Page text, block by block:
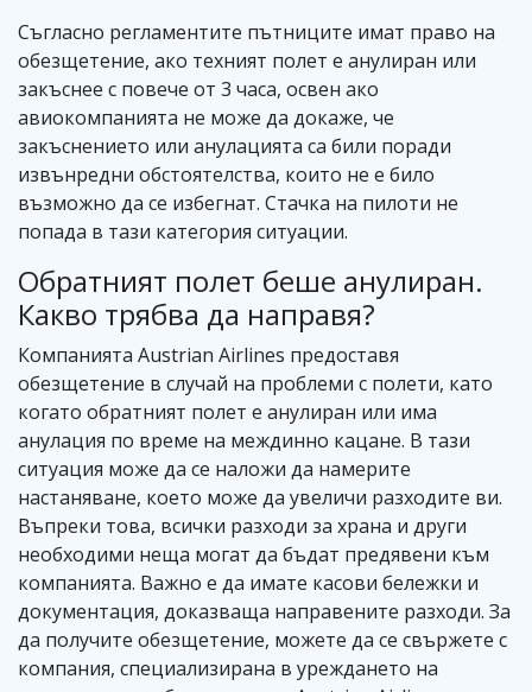
Съгласно регламентите пътниците имат право на
обезщетение, ако техният полет е анулиран или
закъснее с повече от 3 часа, освен ако
авиокомпанията не може да докаже, че
закъснението или анулацията са били поради
извънредни обстоятелства, които не е било
възможно да се избегнат. Стачка на пилоти не
попада в тази категория ситуации.
Обратният полет беше анулиран.
Какво трябва да направя?
Компанията Austrian Airlines предоставя
обезщетение в случай на проблеми с полети, като
когато обратният полет е анулиран или има
анулация по време на междинно кацане. В тази
ситуация може да се наложи да намерите
настаняване, което може да увеличи разходите ви.
Въпреки това, всички разходи за храна и други
необходими неща могат да бъдат предявени към
компанията. Важно е да имате касови бележки и
документация, доказваща направените разходи. За
да получите обезщетение, можете да се свържете с
компания, специализирана в уреждането на